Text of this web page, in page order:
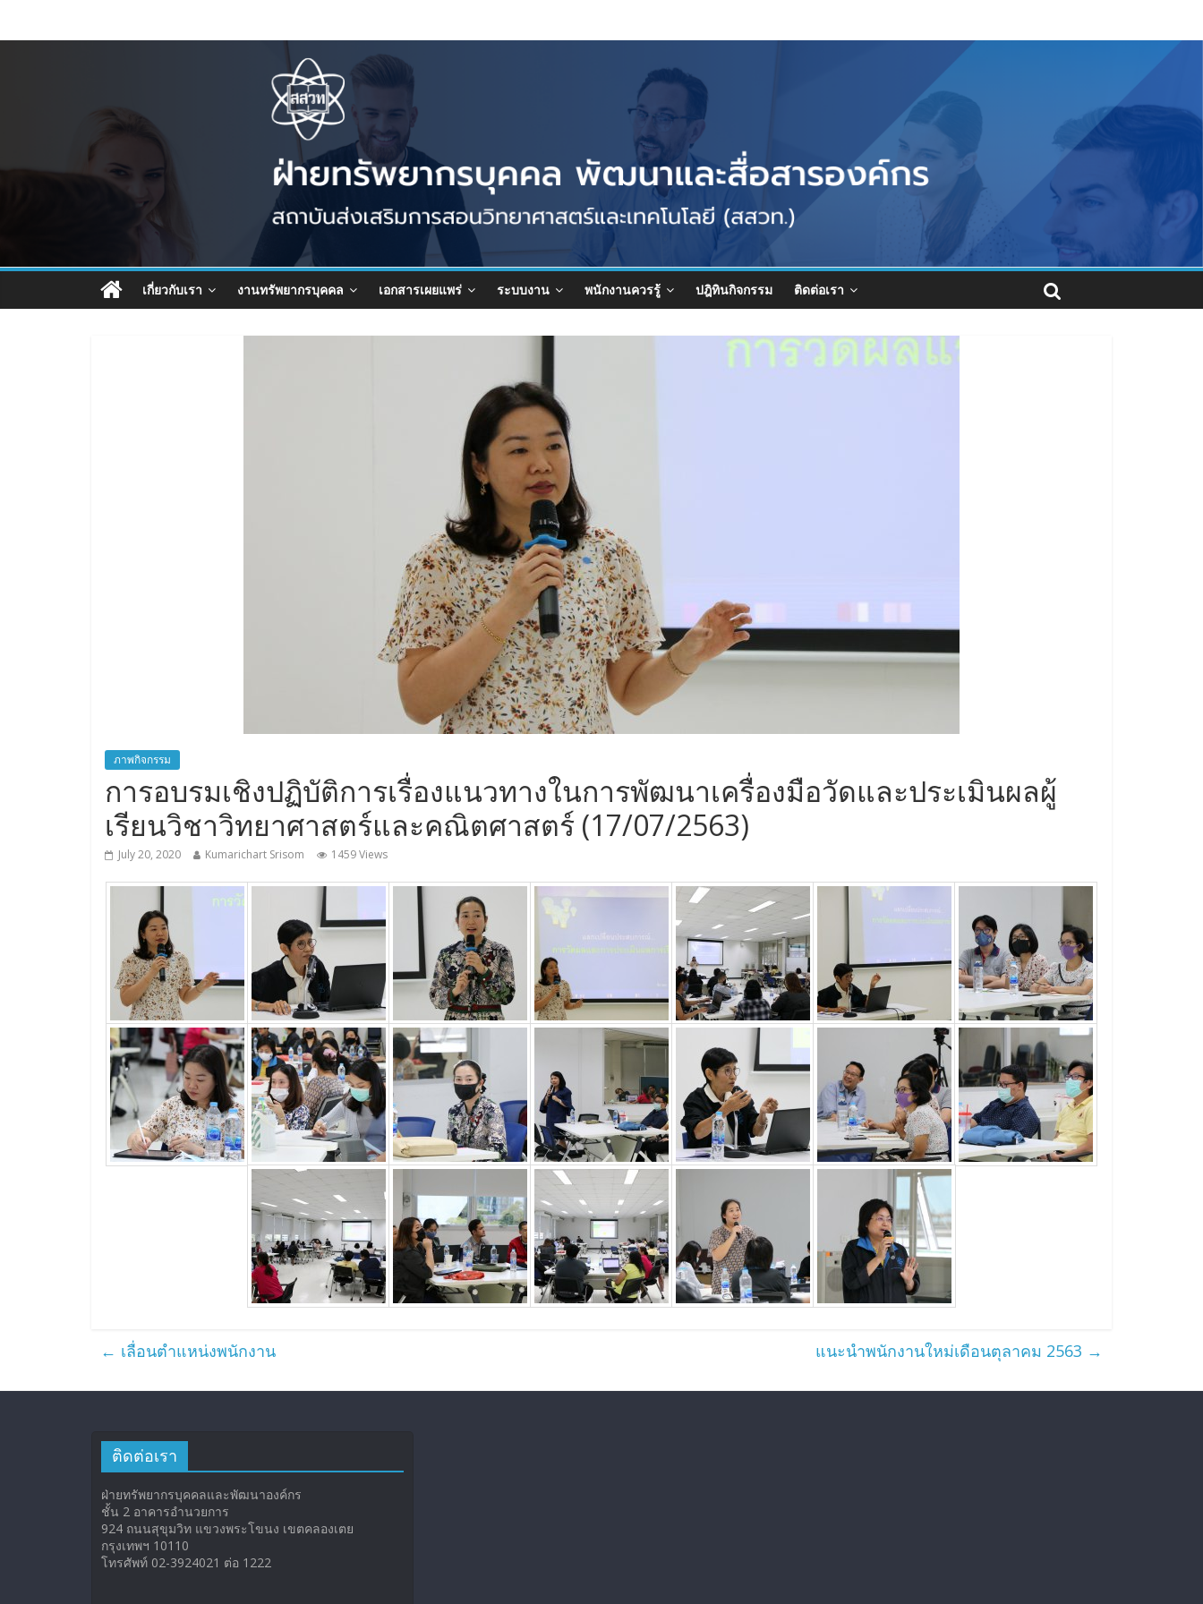
เกี่ยวกับเรา งานทรัพยากรบุคคล เอกสารเผยแพร่ ระบบงาน พนักงานควรรู้ ปฎิทินกิจกรรม ติดต่อเรา
ภาพกิจกรรม
การอบรมเชิงปฏิบัติการเรื่องแนวทางในการพัฒนาเครื่องมือวัดและประเมินผลผู้
เรียนวิชาวิทยาศาสตร์และคณิตศาสตร์ (17/07/2563)
July 20, 2020 Kumarichart Srisom 1459 Views
← เลื่อนตำแหน่งพนักงาน แนะนำพนักงานใหม่เดือนตุลาคม 2563 →
ติดต่อเรา
ฝ่ายทรัพยากรบุคคลและพัฒนาองค์กร
ชั้น 2 อาคารอำนวยการ
924 ถนนสุขุมวิท แขวงพระโขนง เขตคลองเตย
กรุงเทพฯ 10110
โทรศัพท์ 02-3924021 ต่อ 1222